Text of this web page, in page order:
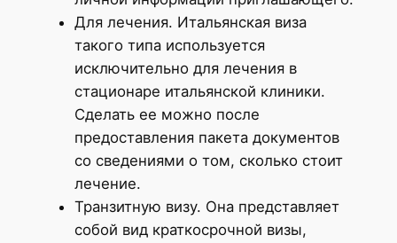
Для лечения. Итальянская виза
такого типа используется
исключительно для лечения в
стационаре итальянской клиники.
Сделать ее можно после
предоставления пакета документов
со сведениями о том, сколько стоит
лечение.
Транзитную визу. Она представляет
собой вид краткосрочной визы,